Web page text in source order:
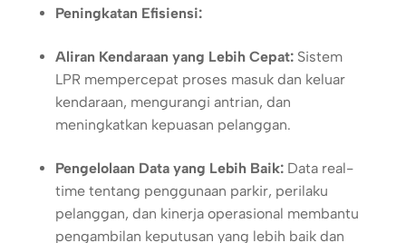
Peningkatan Efisiensi:
Aliran Kendaraan yang Lebih Cepat:Sistem
LPR mempercepat proses masuk dan keluar
kendaraan, mengurangi antrian, dan
meningkatkan kepuasan pelanggan.
Pengelolaan Data yang Lebih Baik:Data real-
time tentang penggunaan parkir, perilaku
pelanggan, dan kinerja operasional membantu
pengambilan keputusan yang lebih baik dan